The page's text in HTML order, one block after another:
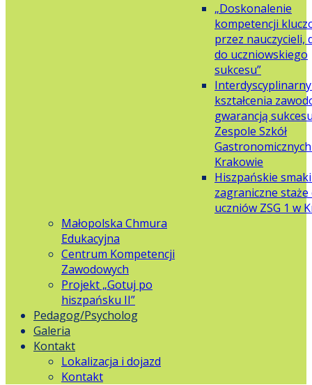
„Doskonalenie
kompetencji
przez nauczycieli,
do uczniowskiego
sukcesu”
kształcenia
gwarancją
Zespole Szkół
Krakowie
Hiszpańskie
zagraniczne staże
uczniów ZSG 1 w
Małopolska Chmura
Edukacyjna
Centrum Kompetencji
Zawodowych
Projekt „Gotuj po
hiszpańsku II”
Pedagog/Psycholog
Galeria
Kontakt
Lokalizacja i dojazd
Kontakt